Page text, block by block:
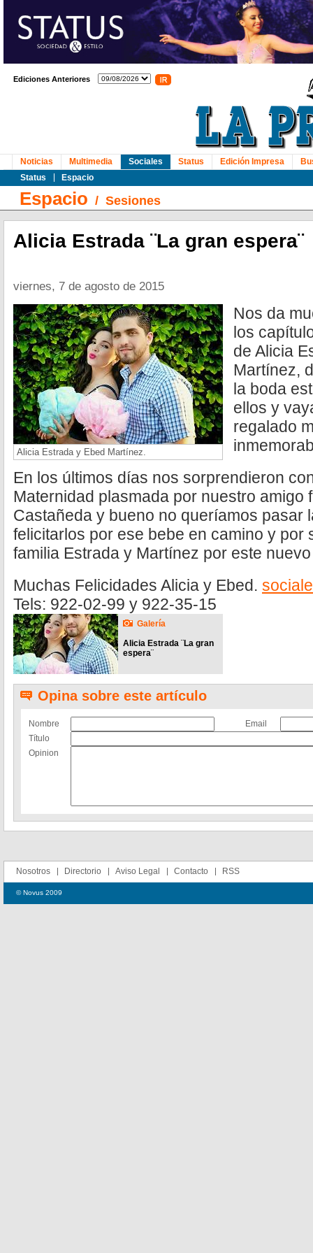
Ediciones Anteriores
Noticias Multimedia
Sociales
Status
Espacio
Status Edición Impresa
Espacio / Sesiones
Alicia Estrada ¨La gran espera¨
viernes, 7 de agosto de 2015
Alicia Estrada y Ebed Martínez.
Nos da
los
de Alicia
Martínez,
la boda
ellos y
regalado
En los últimos días nos sorprendieron
Maternidad plasmada por nuestro amigo
Castañeda y bueno no queríamos pasar
felicitarlos por ese bebe en camino y por
familia Estrada y Martínez por este
Muchas Felicidades Alicia y Ebed.
Tels: 922-02-99 y 922-35-15
Galería
Alicia Estrada ¨La gran
espera¨
Opina sobre este artículo
Nombre
Email
Título
Opinion
Nosotros Directorio Aviso Legal Contacto RSS
© Novus 2009